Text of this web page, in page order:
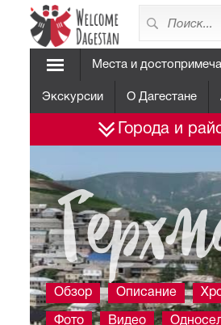
Места и
Экскурсии О Дагестане
Города и
Обзор Описание
Фото Видео